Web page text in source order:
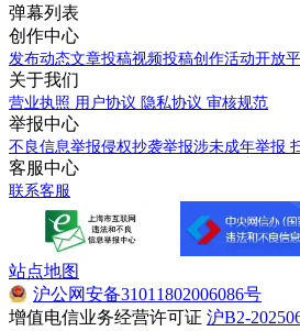
弹幕列表
创作中心
发布动态文章投稿视频投稿创作活动开放
关于我们
营业执照 用户协议 隐私协议 审核规范
举报中心
不良信息举报侵权抄袭举报涉未成年举报
客服中心
联系客服
站点地图
沪公网安备31011802006086号
增值电信业务经营许可证 沪B2-